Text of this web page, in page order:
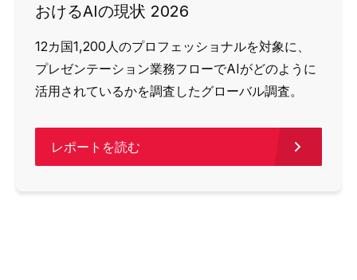
おけるAIの現状 2026
12カ国1,200人のプロフェッショナルを対象に、
プレゼンテーション業務フローでAIがどのように
活用されているかを調査したグローバル調査。
レポートを読む